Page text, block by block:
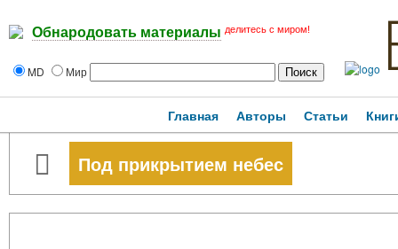
Обнародовать материалы делитесь с миром!
MD Мир
Главная Авторы Статьи
Под прикрытием небес